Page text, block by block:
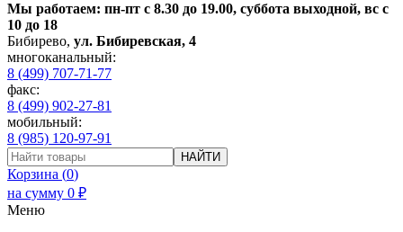
Мы работаем: пн-пт с 8.30 до 19.00, суббота выходной, вс с
10 до 18
Бибирево, ул. Бибиревская, 4
многоканальный:
8 (499) 707-71-77
факс:
8 (499) 902-27-81
мобильный:
8 (985) 120-97-91
НАЙТИ
Корзина (0)
на сумму 0 ₽
Меню